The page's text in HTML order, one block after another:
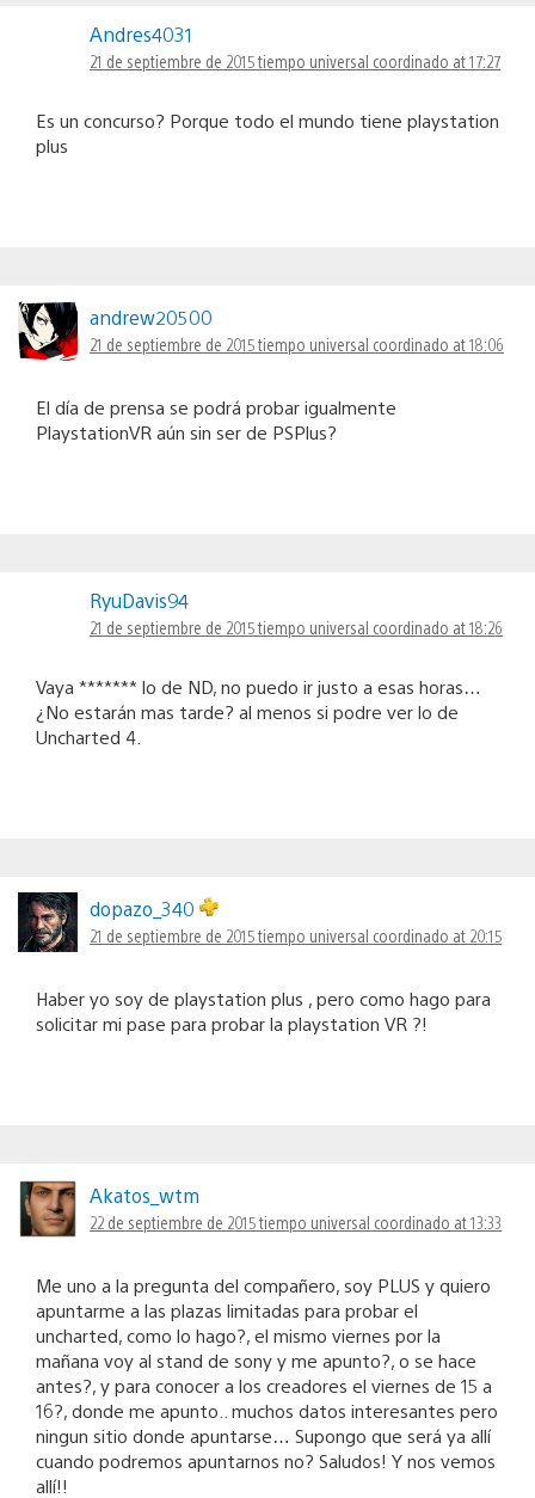
Andres4031
21 de septiembre de 2015 tiempo universal coordinado at 17:27
Es un concurso? Porque todo el mundo tiene playstation
plus
andrew20500
21 de septiembre de 2015 tiempo universal coordinado at 18:06
El día de prensa se podrá probar igualmente
PlaystationVR aún sin ser de PSPlus?
RyuDavis94
21 de septiembre de 2015 tiempo universal coordinado at 18:26
Vaya ******* lo de ND, no puedo ir justo a esas horas…
¿No estarán mas tarde? al menos si podre ver lo de
Uncharted 4.
dopazo_340
21 de septiembre de 2015 tiempo universal coordinado at 20:15
Haber yo soy de playstation plus , pero como hago para
solicitar mi pase para probar la playstation VR ?!
Akatos_wtm
22 de septiembre de 2015 tiempo universal coordinado at 13:33
Me uno a la pregunta del compañero, soy PLUS y quiero
apuntarme a las plazas limitadas para probar el
uncharted, como lo hago?, el mismo viernes por la
mañana voy al stand de sony y me apunto?, o se hace
antes?, y para conocer a los creadores el viernes de 15 a
16?, donde me apunto.. muchos datos interesantes pero
ningun sitio donde apuntarse… Supongo que será ya allí
cuando podremos apuntarnos no? Saludos! Y nos vemos
allí!!